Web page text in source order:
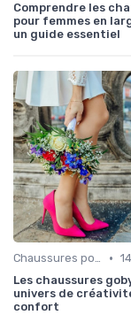
Comprendre les
pour femmes en
un guide essentiel
Chaussures pour Occasions Spéciales •
Les chaussures
univers de
confort